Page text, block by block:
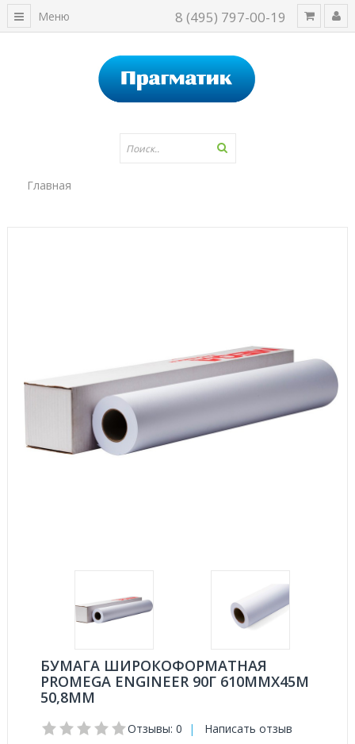
8 (495) 797-00-19
Меню
Главная
БУМАГА ШИРОКОФОРМАТНАЯ
PROMEGA ENGINEER 90Г 610ММХ45М
50,8ММ
Отзывы: 0 | Написать отзыв